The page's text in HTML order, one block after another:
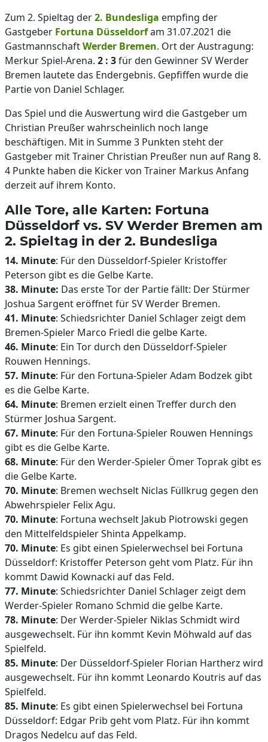
Zum 2. Spieltag der2. Bundesliga empfing der
Gastgeber Fortuna Düsseldorfam 31.07.2021 die
GastmannschaftWerder Bremen. Ort der Austragung:
Merkur Spiel-Arena. 2 : 3für den Gewinner SV Werder
Bremen lautete das Endergebnis. Gepfiffen wurde die
Partie von Daniel Schlager.
Das Spiel und die Auswertung wird die Gastgeber um
Christian Preußer wahrscheinlich noch lange
beschäftigen. Mit in Summe 3 Punkten steht der
Gastgeber mit Trainer Christian Preußer nun auf Rang 8.
4 Punkte haben die Kicker von Trainer Markus Anfang
derzeit auf ihrem Konto.
Alle Tore, alle Karten: Fortuna
Düsseldorf vs. SV Werder Bremen am
2. Spieltag in der 2. Bundesliga
14. Minute: Für den Düsseldorf-Spieler Kristoffer
Peterson gibt es die Gelbe Karte.
38. Minute: Das erste Tor der Partie fällt: Der Stürmer
Joshua Sargent eröffnet für SV Werder Bremen.
41. Minute: Schiedsrichter Daniel Schlager zeigt dem
Bremen-Spieler Marco Friedl die gelbe Karte.
46. Minute: Ein Tor durch den Düsseldorf-Spieler
Rouwen Hennings.
57. Minute: Für den Fortuna-Spieler Adam Bodzek gibt
es die Gelbe Karte.
64. Minute: Bremen erzielt einen Treffer durch den
Stürmer Joshua Sargent.
67. Minute: Für den Fortuna-Spieler Rouwen Hennings
gibt es die Gelbe Karte.
68. Minute: Für den Werder-Spieler Ömer Toprak gibt es
die Gelbe Karte.
70. Minute: Bremen wechselt Niclas Füllkrug gegen den
Abwehrspieler Felix Agu.
70. Minute: Fortuna wechselt Jakub Piotrowski gegen
den Mittelfeldspieler Shinta Appelkamp.
70. Minute: Es gibt einen Spielerwechsel bei Fortuna
Düsseldorf: Kristoffer Peterson geht vom Platz. Für ihn
kommt Dawid Kownacki auf das Feld.
77. Minute: Schiedsrichter Daniel Schlager zeigt dem
Werder-Spieler Romano Schmid die gelbe Karte.
78. Minute: Der Werder-Spieler Niklas Schmidt wird
ausgewechselt. Für ihn kommt Kevin Möhwald auf das
Spielfeld.
85. Minute: Der Düsseldorf-Spieler Florian Hartherz wird
ausgewechselt. Für ihn kommt Leonardo Koutris auf das
Spielfeld.
85. Minute: Es gibt einen Spielerwechsel bei Fortuna
Düsseldorf: Edgar Prib geht vom Platz. Für ihn kommt
Dragos Nedelcu auf das Feld.